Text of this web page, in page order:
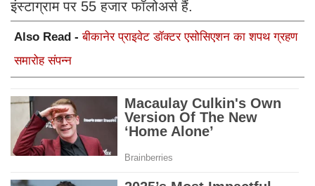
इंस्टाग्राम पर 55 हजार फॉलोअर्स हैं.
Also Read -बीकानेर प्राइवेट डॉक्टर एसोसिएशन का शपथ ग्रहण
समारोह संपन्न